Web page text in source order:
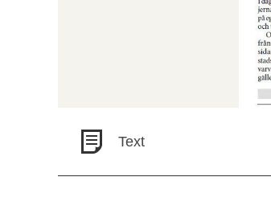
Text